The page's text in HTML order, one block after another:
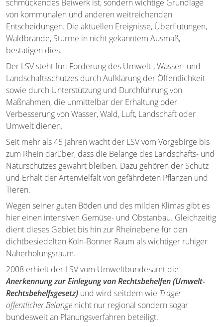
schmückendes Beiwerk ist, sondern wichtige Grundlage
von kommunalen und anderen weitreichenden
Entscheidungen. Die aktuellen Ereignisse, Überflutungen,
Waldbrände, Stürme in nicht gekanntem Ausmaß,
bestätigen dies.
Der LSV steht für: Förderung des Umwelt-, Wasser- und
Landschaftsschutzes durch Aufklärung der Öffentlichkeit
sowie durch Unterstützung und Durchführung von
Maßnahmen, die unmittelbar der Erhaltung oder
Verbesserung von Wasser, Wald, Luft, Landschaft oder
Umwelt dienen.
Seit mehr als 45 Jahren wacht der LSV vom Vorgebirge bis
zum Rhein darüber, dass die Belange des Landschafts- und
Naturschutzes gewahrt bleiben. Dazu gehören der Schutz
und Erhalt der Artenvielfalt von gefährdeten Pflanzen und
Tieren.
Wegen seiner guten Böden und des milden Klimas gibt es
hier einen intensiven Gemüse- und Obstanbau. Gleichzeitig
dient dieses Gebiet bis hin zur Rheinebene für den
dichtbesiedelten Köln-Bonner Raum als wichtiger ruhiger
Naherholungsraum.
2008 erhielt der LSV vom Umweltbundesamt die
Anerkennung zur Einlegung von Rechtsbehelfen (Umwelt-
Rechtsbehelfsgesetz) und wird seitdem wie Träger
öffentlicher Belange nicht nur regional sondern sogar
bundesweit an Planungsverfahren beteiligt.